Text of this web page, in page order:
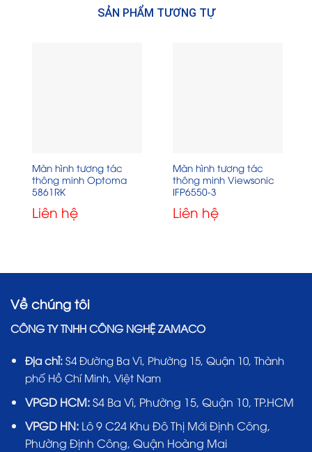
SẢN PHẨM TƯƠNG TỰ
Màn hình tương tác
thông minh Optoma
5861RK
Liên hệ
Màn hình tương tác
thông minh Viewsonic
IFP6550-3
Liên hệ
Về chúng tôi
CÔNG TY TNHH CÔNG NGHỆ ZAMACO
Địa chỉ: S4 Đường Ba Vì, Phường 15, Quận 10, Thành
phố Hồ Chí Minh, Việt Nam
VPGD HCM:S4 Ba Vì, Phường 15, Quận 10, TP.HCM
VPGD HN:Lô 9 C24 Khu Đô Thị Mới Định Công,
Phường Định Công, Quận Hoàng Mai